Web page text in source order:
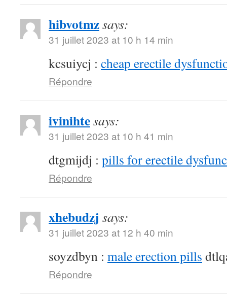
hibvotmzsays:
31 juillet 2023 at 10 h 14 min
kcsuiycj : cheap erectile
Répondre
ivinihtesays:
31 juillet 2023 at 10 h 41 min
dtgmijdj : pills for erectile
Répondre
xhebudzj says:
31 juillet 2023 at 12 h 40 min
soyzdbyn : male erection pills
Répondre